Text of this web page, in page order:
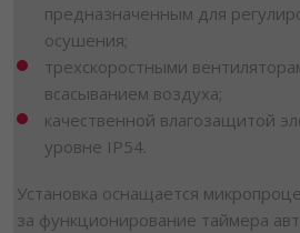
предназначенным для
осушения;
трехскоростными
всасыванием воздуха;
качественной влагозащитой
уровне IP54.
Установка оснащается
за функционирование таймера